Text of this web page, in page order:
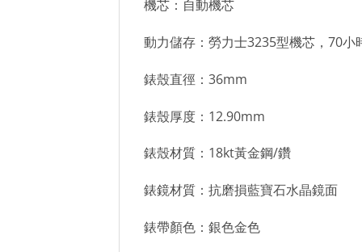
機芯：自動機芯
動力儲存：勞力士3235型機芯，70小
錶殼直徑：36mm
錶殼厚度：12.90mm
錶殼材質：18kt黃金鋼/鑽
錶鏡材質：抗磨損藍寶石水晶鏡面
錶帶顏色：銀色金色